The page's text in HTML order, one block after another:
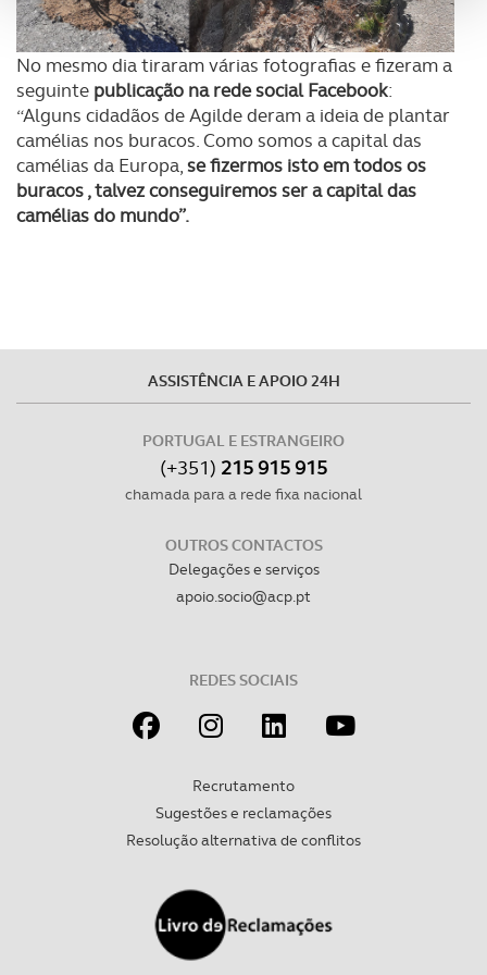
analisar dados de navegação no nosso website.
Adicionalmente partilhamos informação, relativa à sua
utilização do nosso site de publicidade e de análise, com
parceiros e organizações na UE e em países terceiros.
O ACP garantirá que as transferências internacionais de
dados pessoais serão realizadas apenas com o seu
disponibilizados.
Consulte a política de cookies do site.
No mesmo dia tiraram várias fotografias e fizeram a
seguinte publicação na rede social Facebook:
“Alguns cidadãos de Agilde deram a ideia de plantar
camélias nos buracos. Como somos a capital das
camélias da Europa,se fizermos isto em todos os
buracos , talvez conseguiremos ser a capital das
camélias do mundo”.
ASSISTÊNCIA E APOIO 24H
PORTUGAL E ESTRANGEIRO
(+351) 215 915 915
chamada para a rede fixa nacional
OUTROS CONTACTOS
Delegações e serviços
apoio.socio@acp.pt
REDES SOCIAIS
Recrutamento
Sugestões e reclamações
Resolução alternativa de conflitos